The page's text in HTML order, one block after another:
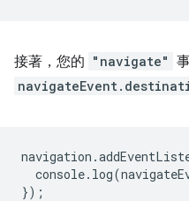
接著，您的 "navigate"
navigation .
console. log(
});